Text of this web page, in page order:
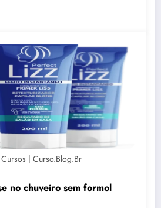
| Curso.blog.br
no chuveiro sem formol